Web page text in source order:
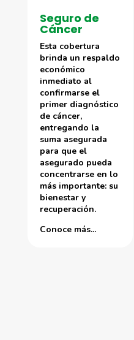
Seguro de
Cáncer
Esta cobertura
brinda un respaldo
económico
inmediato al
confirmarse el
primer diagnóstico
de cáncer,
entregando la
suma asegurada
para que el
asegurado pueda
concentrarse en lo
más importante: su
bienestar y
recuperación.
Conoce más...